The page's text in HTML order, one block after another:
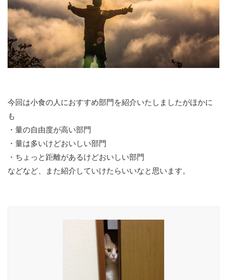
今回は小食の人におすすめ部門を紹介いたしましたがほかに
も
・量の自由度が高い部門
・量は多いけどおいしい部門
・ちょっと距離があるけどおいしい部門
などなど、また紹介していけたらいいなと思います。